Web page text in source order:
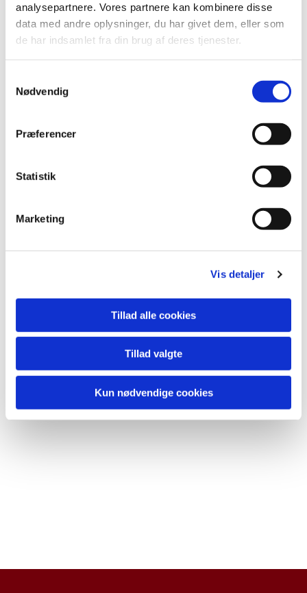
analysepartnere. Vores partnere kan kombinere disse
data med andre oplysninger, du har givet dem, eller som
de har indsamlet fra din brug af deres tjenester.
Nødvendig
Præferencer
Statistik
Marketing
Vis detaljer
Tillad alle cookies
Tillad valgte
Kun nødvendige cookies
Vi glæder os til at byde jer og jeres børn
velkommen i kirken – her er plads til
#KirkeForAlle #TryghedForBørn